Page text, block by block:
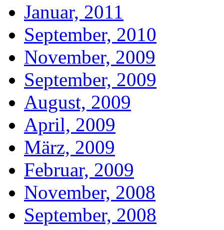
Januar, 2011
September, 2010
November, 2009
September, 2009
August, 2009
April, 2009
März, 2009
Februar, 2009
November, 2008
September, 2008